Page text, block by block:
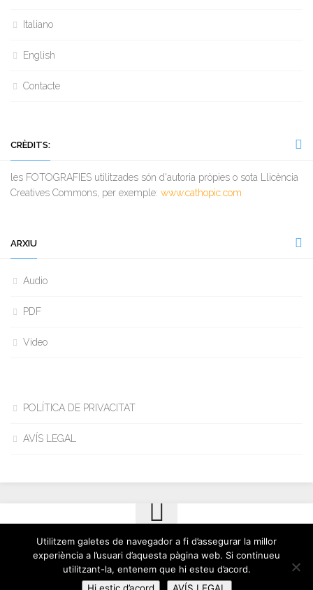
Italiano
English
Contacte
CRÈDITS:
les FOTOGRAFIES utilitzades són d'autoria pròpies o sota Llicència
Creatives Commons, per exemple: www.cathopic.com
ARXIU
Audio
PDF
Video
POLÍTICA DE PRIVACITAT
AVÍS LEGAL
Cinto Busquet © 2026. All Rights Reserved.
Powered by WordPress. Theme by Alx.
Utilitzem galetes de navegador a fi d’assegurar la millor
experiència a l’usuari d’aquesta pàgina web. Si continueu
utilitzant-la, entenem que hi esteu d’acord.